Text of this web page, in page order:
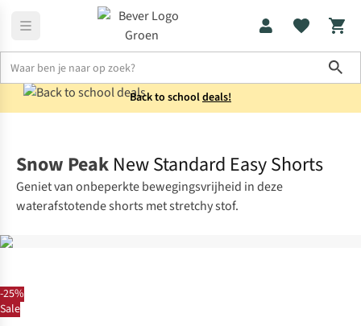
Back to schooldeals!
-25%
Sale
Snow Peak New Standard Easy Shorts
Geniet van onbeperkte bewegingsvrijheid in deze
waterafstotende shorts met stretchy stof.